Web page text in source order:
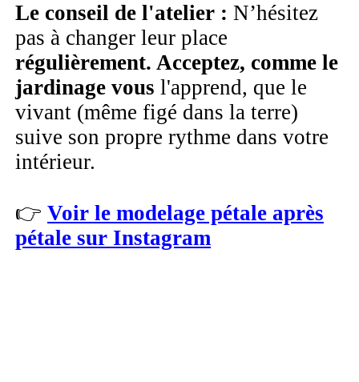
Le conseil de l'atelier : N’hésitez
pas à changer leur place
régulièrement. Acceptez, comme le
jardinage vous l'apprend, que le
vivant (même figé dans la terre)
suive son propre rythme dans votre
intérieur.
👉 Voir le modelage pétale après
pétale sur Instagram